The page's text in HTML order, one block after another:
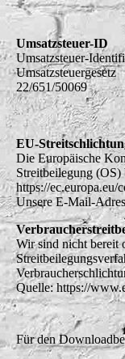
Umsatzsteuer-ID
Umsatzsteuer-
Umsatzsteuergesetz
22/651/50069
EU-
Die Europäische
Streitbeilegung (OS)
https://ec.europa.eu/
Unsere E-Mail-
Wir sind nicht bereit
Quelle: https://
Für den